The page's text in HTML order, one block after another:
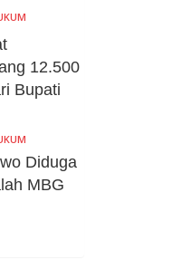
12.500
Bupati
Diduga
MBG